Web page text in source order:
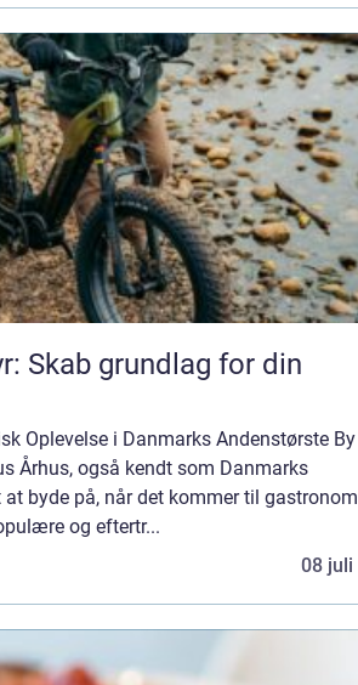
Skab grundlag for din
Oplevelse i Danmarks Andenstørste By
Århus, også kendt som Danmarks
byde på, når det kommer til
og eftertr...
08 juli